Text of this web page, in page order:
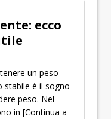
ecco
un peso
stabile è il sogno
peso. Nel
in [Continua a